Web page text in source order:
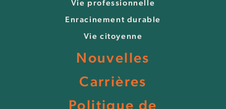
Vie professionnelle
Enracinement durable
Vie citoyenne
Nouvelles
Carrières
Politique de